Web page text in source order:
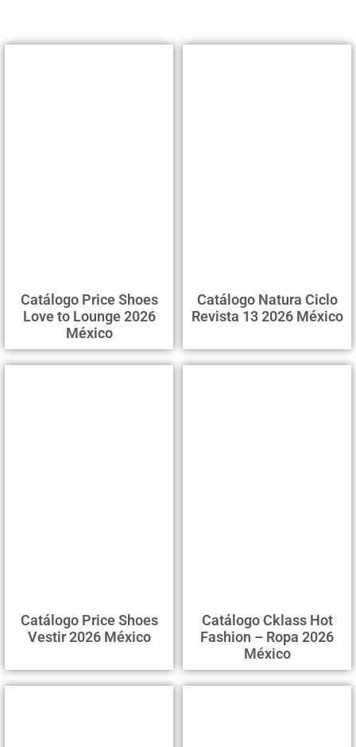
Catálogo Price Shoes
Love to Lounge 2026
México
Catálogo Natura Ciclo
Revista 13 2026 México
Catálogo Price Shoes
Vestir 2026 México
Catálogo Cklass Hot
Fashion – Ropa 2026
México